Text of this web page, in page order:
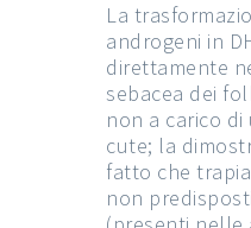
La
androgeni in
direttamente
sebacea dei
non a carico
cute; la
fatto che
non